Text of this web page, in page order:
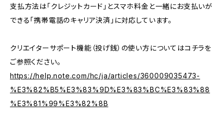
支払方法は「クレジットカード」とスマホ料金と一緒にお支払いが
できる「携帯電話のキャリア決済」に対応しています。
クリエイターサポート機能（投げ銭）の使い方についてはコチラを
ご参照ください。
https://help.note.com/hc/ja/articles/360009035473-
%E3%82%B5%E3%83%9D%E3%83%BC%E3%83%88
%E3%81%99%E3%82%8B